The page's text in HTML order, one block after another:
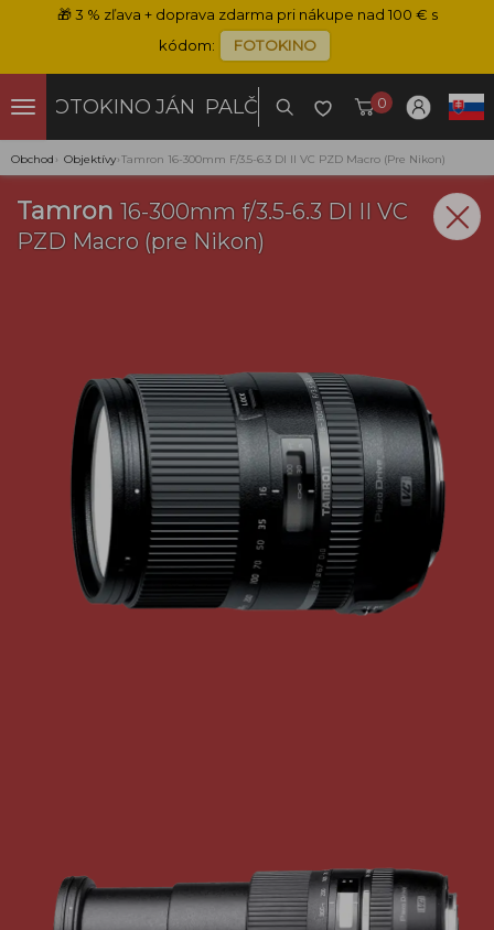
🎁3 % zľava + doprava zdarma pri nákupe nad 100 € s
kódom:
FOTOKINO
FOTOKINO JÁN PALČO 0
Obchod › Objektívy›Tamron 16-300mm F/3.5-6.3 DI II VC PZD Macro (pre Nikon)
Tamron 16-300mm f/3.5-6.3 DI II VC
PZD Macro (pre Nikon)